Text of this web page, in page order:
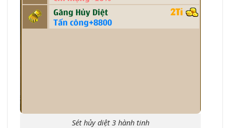
Sét hủy diệt 3 hành tinh